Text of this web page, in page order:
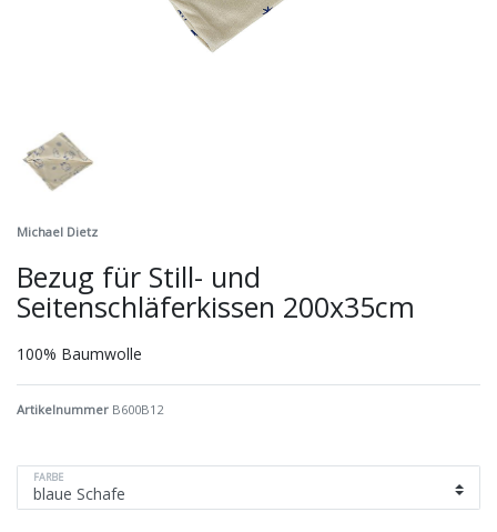
Michael Dietz
Bezug für Still- und
Seitenschläferkissen 200x35cm
100% Baumwolle
Artikelnummer B600B12
FARBE